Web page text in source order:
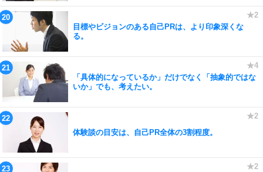
目標やビジョンのある自己PRは、より印象深くな
る。
「具体的になっているか」だけでなく「抽象的ではな
いか」でも、考えたい。
体験談の目安は、自己PR全体の3割程度。